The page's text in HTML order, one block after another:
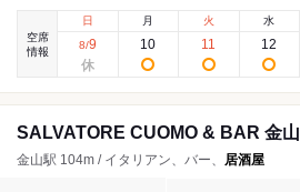
空席
情報
日
8/9
月
10
火
11
水
12
SALVATORE CUOMO & BAR 金山
金山駅 104m / イタリアン、バー、 居酒屋